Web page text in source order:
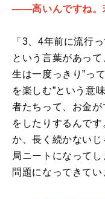
――高いんですね。
「3、4年前に流行
という言葉があっ
生は一度っきり”っ
を楽しむ”という意
者たちって、お金
をしたりするんで
か、長く続かない
局ニートになって
問題になってきてい